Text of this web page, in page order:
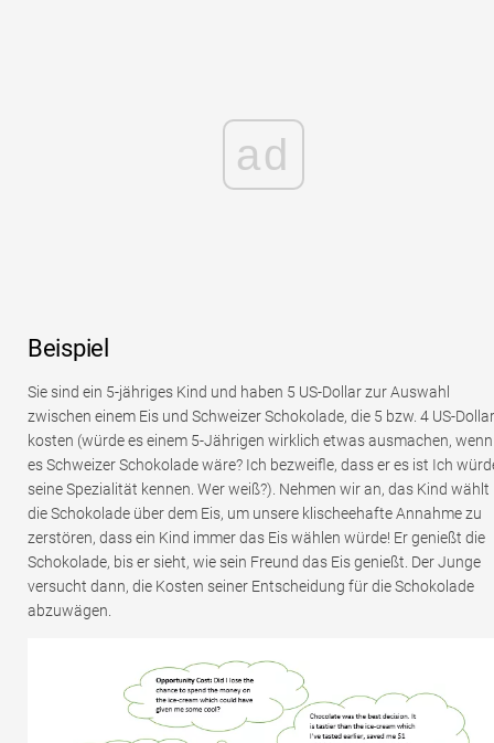
ad
Beispiel
Sie sind ein 5-jähriges Kind und haben 5 US-Dollar zur Auswahl
zwischen einem Eis und Schweizer Schokolade, die 5 bzw. 4 US-Dollar
kosten (würde es einem 5-Jährigen wirklich etwas ausmachen, wenn
es Schweizer Schokolade wäre? Ich bezweifle, dass er es ist Ich
seine Spezialität kennen. Wer weiß?). Nehmen wir an, das Kind wählt
die Schokolade über dem Eis, um unsere klischeehafte Annahme zu
zerstören, dass ein Kind immer das Eis wählen würde! Er genießt die
Schokolade, bis er sieht, wie sein Freund das Eis genießt. Der Junge
versucht dann, die Kosten seiner Entscheidung für die Schokolade
abzuwägen.